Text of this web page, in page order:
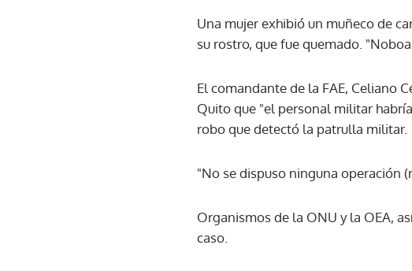
Una mujer exhibió un muñeco de
su rostro, que fue quemado.
El comandante de la FAE, Celiano
Quito que "el personal militar
robo que detectó la patrulla militar.
"No se dispuso ninguna operación
Organismos de la ONU y la OEA,
caso.